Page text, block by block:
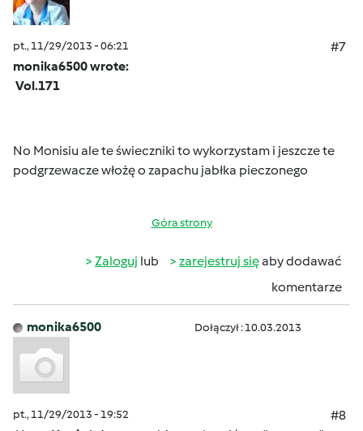
pt., 11/29/2013 - 06:21
#7
monika6500 wrote:
Vol.171
No Monisiu ale te świeczniki to wykorzystam i jeszcze te
podgrzewacze włożę o zapachu jabłka pieczonego
Góra strony
Zaloguj lub zarejestruj sięaby dodawać
komentarze
monika6500 Dołączył : 10.03.2013
pt., 11/29/2013 - 19:52
#8